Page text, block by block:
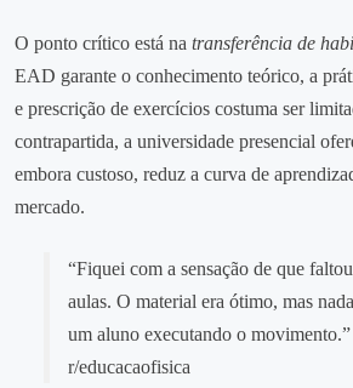
O ponto crítico está na transferência de
EAD garante o conhecimento teórico, a
e prescrição de exercícios costuma ser
contrapartida, a universidade presencial
embora custoso, reduz a curva de
mercado.
“Fiquei com a sensação de que
aulas. O material era ótimo, mas
um aluno executando o
r/educacaofisica